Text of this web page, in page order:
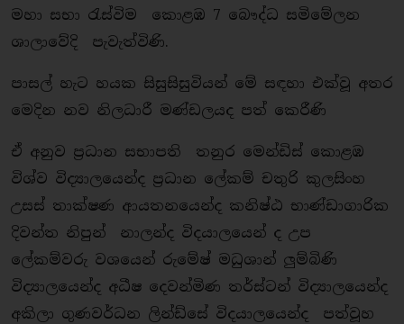
මහා සභා රැස්විම කොළඹ 7 බෞද්ධ සමිමේලන
ශාලාවේදි පැවැත්විණි.
පාසල් හැට හයක සිසුසිසුවියන් මේ සඳහා එක්වූ අතර
මෙදින නව නිලධාරී මණ්ඩලයද පත් කෙරීණි
ඒ අනුව ප්‍රධාන සභාපති තනුර මෙන්ඩිස් කොළඹ
විශ්ව විද්‍යාලයෙන්ද ප්‍රධාන ලේකම් චතුරි කුලසිංහ
උසස් තාක්ෂණ ආයතනයෙන්ද කනිෂ්ඨ භාණ්ඩාගාරික
දිවන්ත නිපුන් නාලන්ද විදයාලයෙන් ද උප
ලේකම්වරු වශයෙන් රුමේෂ් මධුශාන් ලුම්බිණි
විද්‍යාලයෙන්ද අධීෂ දෙවන්මිණ තර්ස්ටන් විද්‍යාලයෙන්ද
අකිලා ගුණවර්ධන ලින්ඩ්සේ විදයාලයෙන්ද පත්වූහ